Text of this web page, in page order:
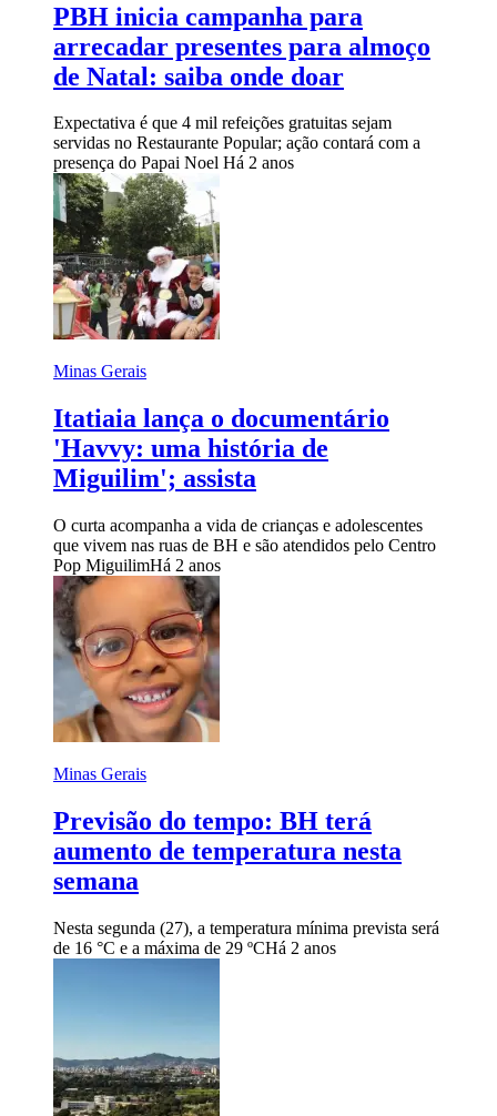
PBH inicia campanha para
arrecadar presentes para almoço
de Natal: saiba onde doar
Expectativa é que 4 mil refeições gratuitas sejam
servidas no Restaurante Popular; ação contará com a
presença do Papai Noel Há 2 anos
Minas Gerais
Itatiaia lança o documentário
'Havvy: uma história de
Miguilim'; assista
O curta acompanha a vida de crianças e adolescentes
que vivem nas ruas de BH e são atendidos pelo Centro
Pop MiguilimHá 2 anos
Minas Gerais
Previsão do tempo: BH terá
aumento de temperatura nesta
semana
Nesta segunda (27), a temperatura mínima prevista será
de 16 °C e a máxima de 29 ºCHá 2 anos